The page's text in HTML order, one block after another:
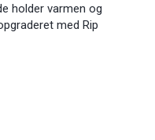
holder varmen og
med Rip